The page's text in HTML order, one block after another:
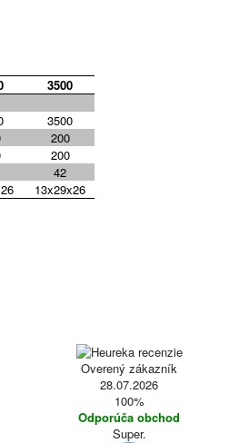
3500
3500
200
200
42
13x29x26
Overený zákazník
28.07.2026
100%
Odporúča obchod
Super.